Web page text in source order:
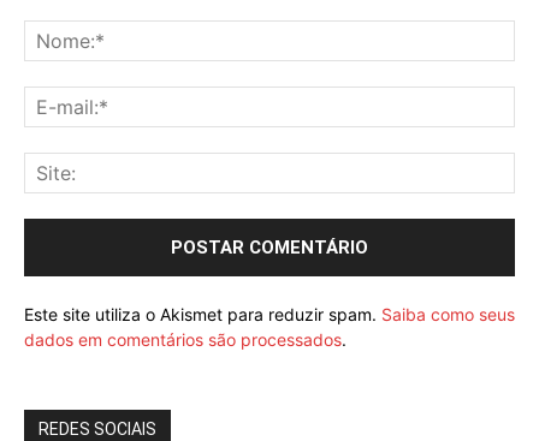
Este site utiliza o Akismet para reduzir spam. Saiba como seus
dados em comentários são processados.
REDES SOCIAIS